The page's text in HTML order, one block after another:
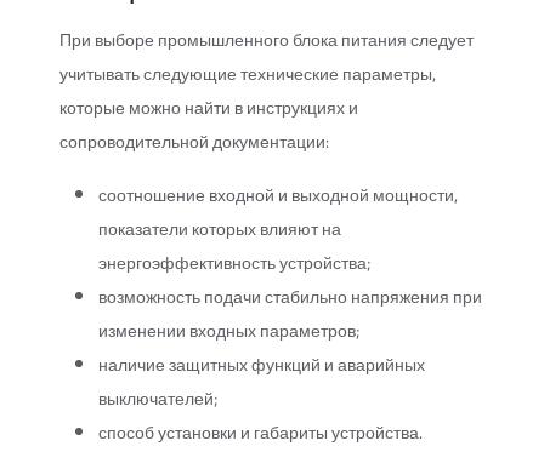
При выборе промышленного блока питания следует
учитывать следующие технические параметры,
которые можно найти в инструкциях и
сопроводительной документации:
соотношение входной и выходной мощности,
показатели которых влияют на
энергоэффективность устройства;
возможность подачи стабильно напряжения при
изменении входных параметров;
наличие защитных функций и аварийных
выключателей;
способ установки и габариты устройства.